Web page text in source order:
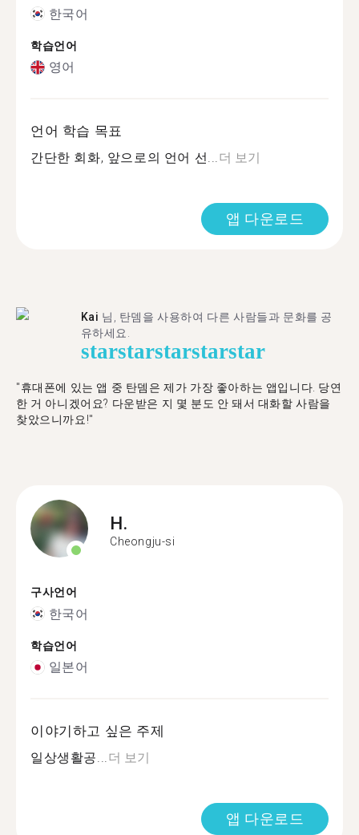
한국어
학습언어
영어
언어 학습 목표
간단한 회화, 앞으로의 언어 선...더 보기
앱 다운로드
Kai 님, 탄뎀을 사용하여 다른 사람들과 문화를 공
유하세요.
starstarstarstarstar
"휴대폰에 있는 앱 중 탄뎀은 제가 가장 좋아하는 앱입니다. 당연
한 거 아니겠어요? 다운받은 지 몇 분도 안 돼서 대화할 사람을
찾았으니까요!"
H.
Cheongju-si
구사언어
한국어
학습언어
일본어
이야기하고 싶은 주제
일상생활공...더 보기
앱 다운로드